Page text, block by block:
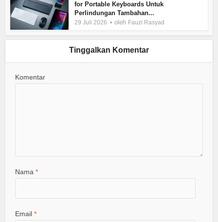
for Portable Keyboards Untuk
Perlindungan Tambahan...
29 Juli 2026 oleh Fauzi Rasyad
Tinggalkan Komentar
Komentar
Nama*
Email*